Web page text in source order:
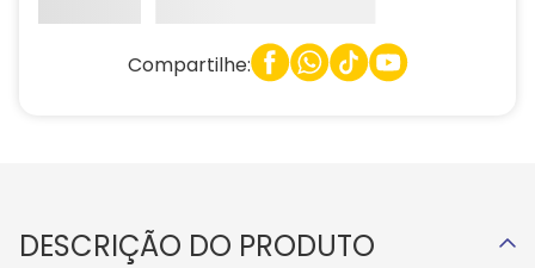
Compartilhe:
DESCRIÇÃO DO PRODUTO